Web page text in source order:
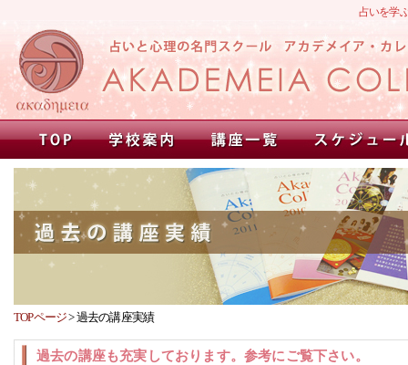
占いを学
TOPページ>過去の講座実績
過去の講座も充実しております。参考にご覧下さい。